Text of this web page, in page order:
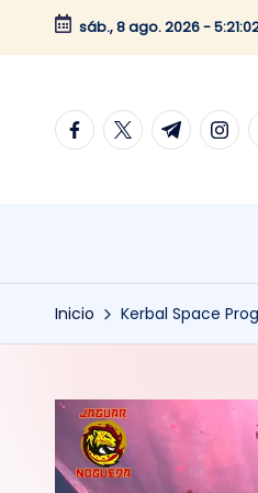
Saltar
contenido
sáb., 8 ago. 2026-
facebook.com
twitter.com
t.me
Inicio Kerbal Space